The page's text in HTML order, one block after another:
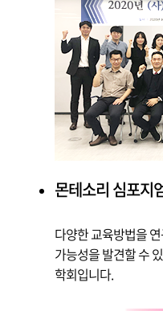
몬테소리 심포지
다양한 교육방법을
가능성을 발견할 수
학회입니다.